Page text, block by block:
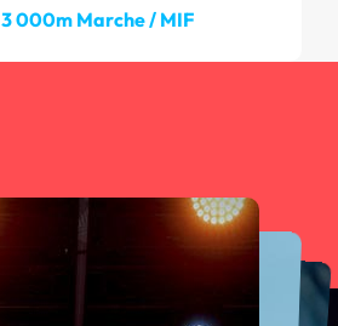
3 000m Marche / MIF